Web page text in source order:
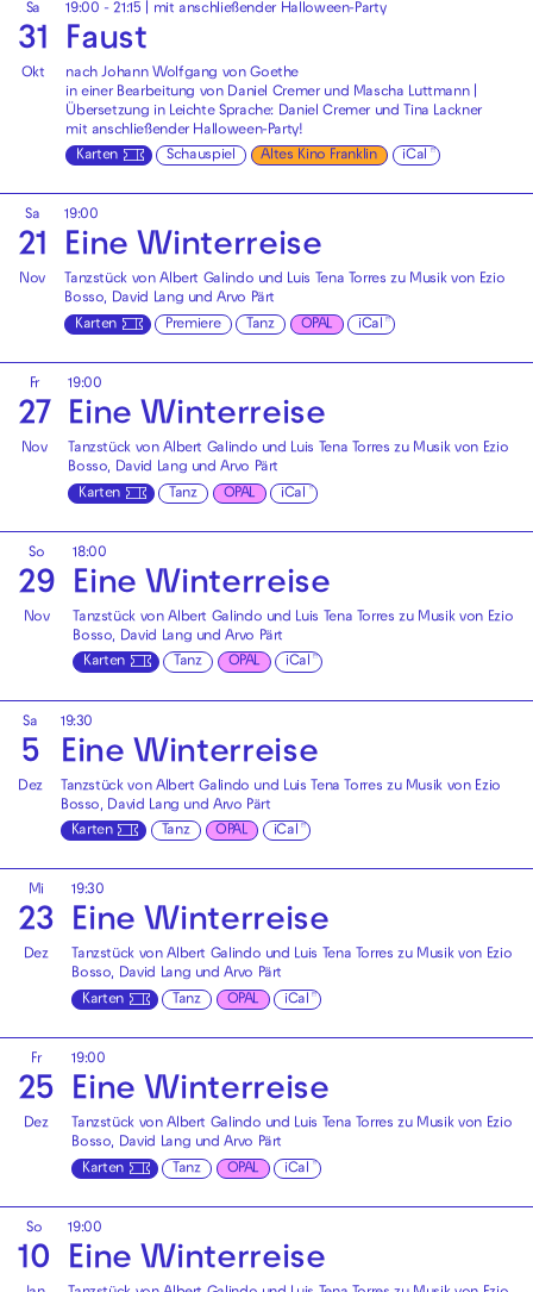
Sa
31
Okt
19:00 - 21:15 | mit anschließender Halloween-Party
Faust
nach Johann Wolfgang von Goethe
in einer Bearbeitung von Daniel Cremer und Mascha Luttmann |
Übersetzung in Leichte Sprache: Daniel Cremer und Tina Lackner
mit anschließender Halloween-Party!
Karten
Schauspiel Altes Kino Franklin iCal
Sa
21
Nov
19:00
Eine Winterreise
Tanzstück von Albert Galindo und Luis Tena Torres zu Musik von Ezio
Bosso, David Lang und Arvo Pärt
Karten
Premiere Tanz OPAL iCal
Fr
27
Nov
19:00
Eine Winterreise
Tanzstück von Albert Galindo und Luis Tena Torres zu Musik von Ezio
Bosso, David Lang und Arvo Pärt
Karten
Tanz OPAL iCal
So
29
Nov
18:00
Eine Winterreise
Tanzstück von Albert Galindo und Luis Tena Torres zu Musik von Ezio
Bosso, David Lang und Arvo Pärt
Karten
Tanz OPAL iCal
Sa
5
Dez
19:30
Eine Winterreise
Tanzstück von Albert Galindo und Luis Tena Torres zu Musik von Ezio
Bosso, David Lang und Arvo Pärt
Karten
Tanz OPAL iCal
Mi
23
Dez
19:30
Eine Winterreise
Tanzstück von Albert Galindo und Luis Tena Torres zu Musik von Ezio
Bosso, David Lang und Arvo Pärt
Karten
Tanz OPAL iCal
Fr
25
Dez
19:00
Eine Winterreise
Tanzstück von Albert Galindo und Luis Tena Torres zu Musik von Ezio
Bosso, David Lang und Arvo Pärt
Karten
Tanz OPAL iCal
So
10
19:00
Eine Winterreise